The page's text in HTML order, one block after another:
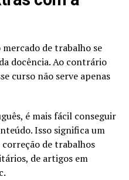
mercado de trabalho se
docência. Ao contrário
curso não serve apenas
é mais fácil conseguir
Isso significa um
de trabalhos
de artigos em